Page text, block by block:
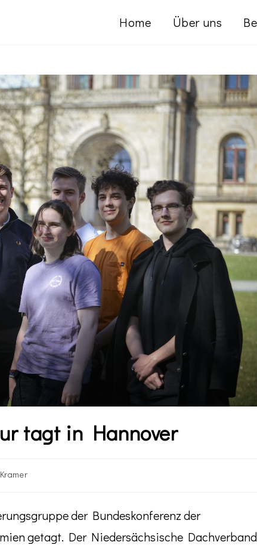
Home Über uns
tagt in Hannover
der Bundeskonferenz der
getagt. Der Niedersächsische Dachverband